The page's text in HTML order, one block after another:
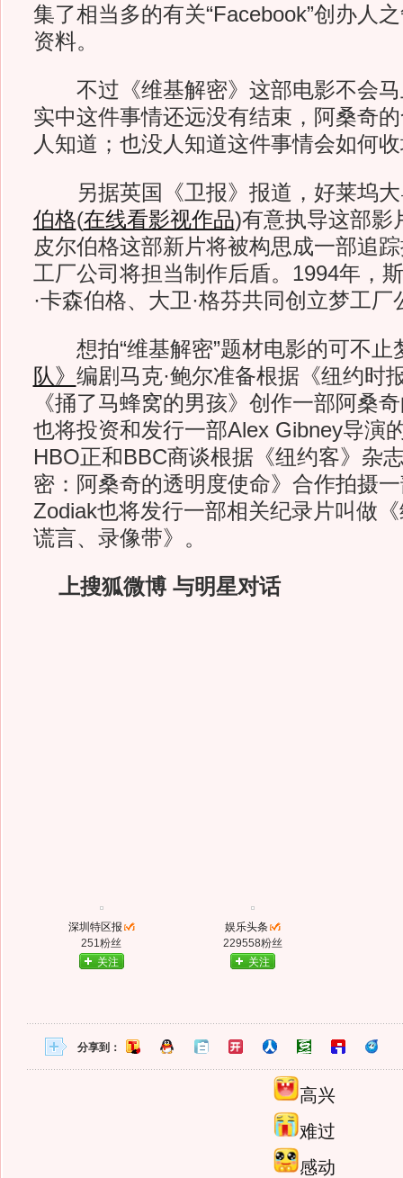
集了相当多的有关“Facebook”创办人
资料。
不过《维基解密》这部电影不会马
实中这件事情还远没有结束，阿桑奇
人知道；也没人知道这件事情会如何
另据英国《卫报》报道，好莱坞大
伯格(在线看影视作品)有意执导这部影
皮尔伯格这部新片将被构思成一部追
工厂公司将担当制作后盾。1994年，
·卡森伯格、大卫·格芬共同创立梦工厂
想拍“维基解密”题材电影的可不止
队》 编剧马克·鲍尔准备根据《纽约时
《捅了马蜂窝的男孩》创作一部阿桑
也将投资和发行一部Alex Gibney导演
HBO正和BBC商谈根据《纽约客》杂
密：阿桑奇的透明度使命》合作拍摄
Zodiak也将发行一部相关纪录片叫做
谎言、录像带》。
上搜狐微博 与明星对话
深圳特区报
251粉丝
关注
娱乐头条
229558粉丝
关注
分享到：
高兴
难过
感动